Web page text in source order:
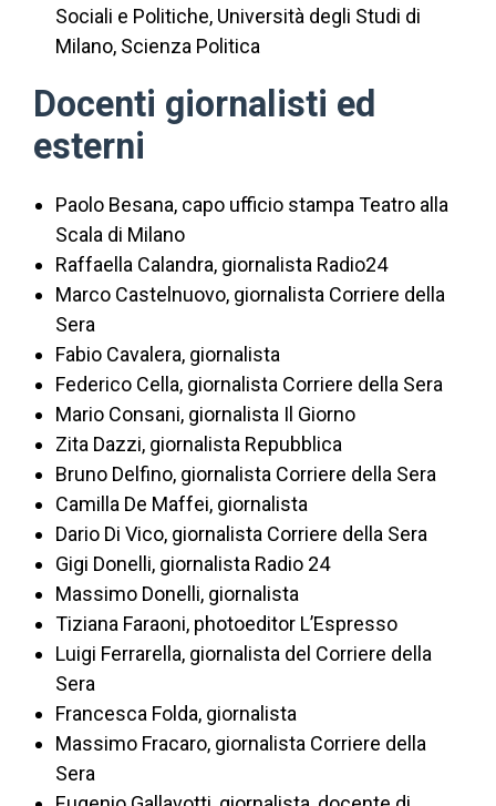
Sociali e Politiche, Università degli Studi di
Milano, Scienza Politica
Docenti giornalisti ed
esterni
Paolo Besana, capo ufficio stampa Teatro alla
Scala di Milano
Raffaella Calandra, giornalista Radio24
Marco Castelnuovo, giornalista Corriere della
Sera
Fabio Cavalera, giornalista
Federico Cella, giornalista Corriere della Sera
Mario Consani, giornalista Il Giorno
Zita Dazzi, giornalista Repubblica
Bruno Delfino, giornalista Corriere della Sera
Camilla De Maffei, giornalista
Dario Di Vico, giornalista Corriere della Sera
Gigi Donelli, giornalista Radio 24
Massimo Donelli, giornalista
Tiziana Faraoni, photoeditor L’Espresso
Luigi Ferrarella, giornalista del Corriere della
Sera
Francesca Folda, giornalista
Massimo Fracaro, giornalista Corriere della
Sera